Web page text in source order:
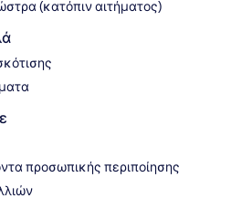
(κατόπιν αιτήματος)
προσωπικής περιποίησης